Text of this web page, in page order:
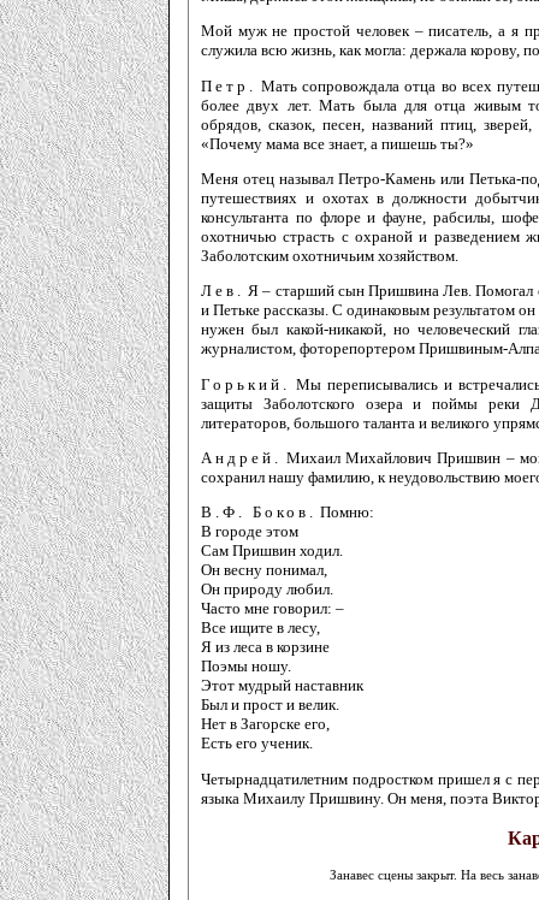
Мой муж не простой человек – писатель, а я
служила всю жизнь, как могла: дер­жала корову,
Петр.
Мать сопровождала отца во всех
более двух лет. Мать была для отца живым
обрядов, сказок, песен, названий птиц,
«Почему мама все знает, а пишешь ты?»
Меня отец называл Петро-Камень или Петька-
путешествиях и охотах в должности
консультанта по флоре и фауне, рабсилы,
охотничью страсть с охраной и разведением
Заболотским охотничьим хозяйством.
Лев. Я – старший сын Пришвина Лев. Помогал
и Петьке рассказы. С одинаковым результатом
нужен был какой-никакой, но человеческий
журналистом, фоторепортером Пришвиным-
Горький.
Мы переписывались и
защиты Заболотского озера и поймы
литераторов, большого таланта и великого
Андрей. Михаил Михайлович Пришвин –
сохранил нашу фамилию, к неудовольствию
В.Ф. Боков. Помню:
В городе этом
Сам Пришвин ходил.
Он весну понимал,
Он природу любил.
Часто мне говорил: –
Все ищите в лесу,
Я из леса в корзине
Поэмы ношу.
Этот мудрый наставник
Был и прост и велик.
Нет в Загорске его,
Есть его ученик.
Четырнадцатилетним подростком пришел я с
языка Михаилу Пришвину. Он меня, поэта
Занавес сцены закрыт. На весь